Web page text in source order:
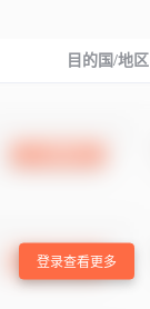
目的国/地区
登录查看更多